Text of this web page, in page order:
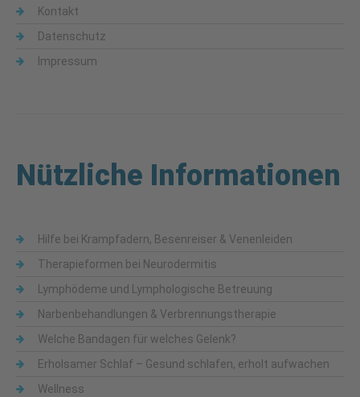
Kontakt
Datenschutz
Impressum
Nützliche Informationen
Hilfe bei Krampfadern, Besenreiser & Venenleiden
Therapieformen bei Neurodermitis
Lymphödeme und Lymphologische Betreuung
Narbenbehandlungen & Verbrennungstherapie
Welche Bandagen für welches Gelenk?
Erholsamer Schlaf – Gesund schlafen, erholt aufwachen
Wellness